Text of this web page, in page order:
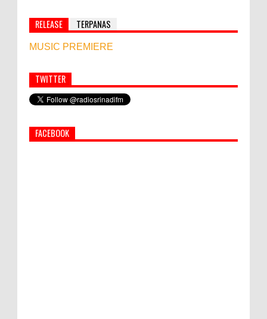
RELEASE TERPANAS
MUSIC PREMIERE
Simbol Persahabatan, RI Bangun Islamic Centre di
Afghanistan
PEMKAB KLUNGKUNG GELAR PASAR
TWITTER
FACEBOOK